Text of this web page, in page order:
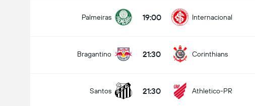
Palmeiras 19:00 Internacional
Bragantino 21:30 Corinthians
Santos 21:30 Athletico-PR